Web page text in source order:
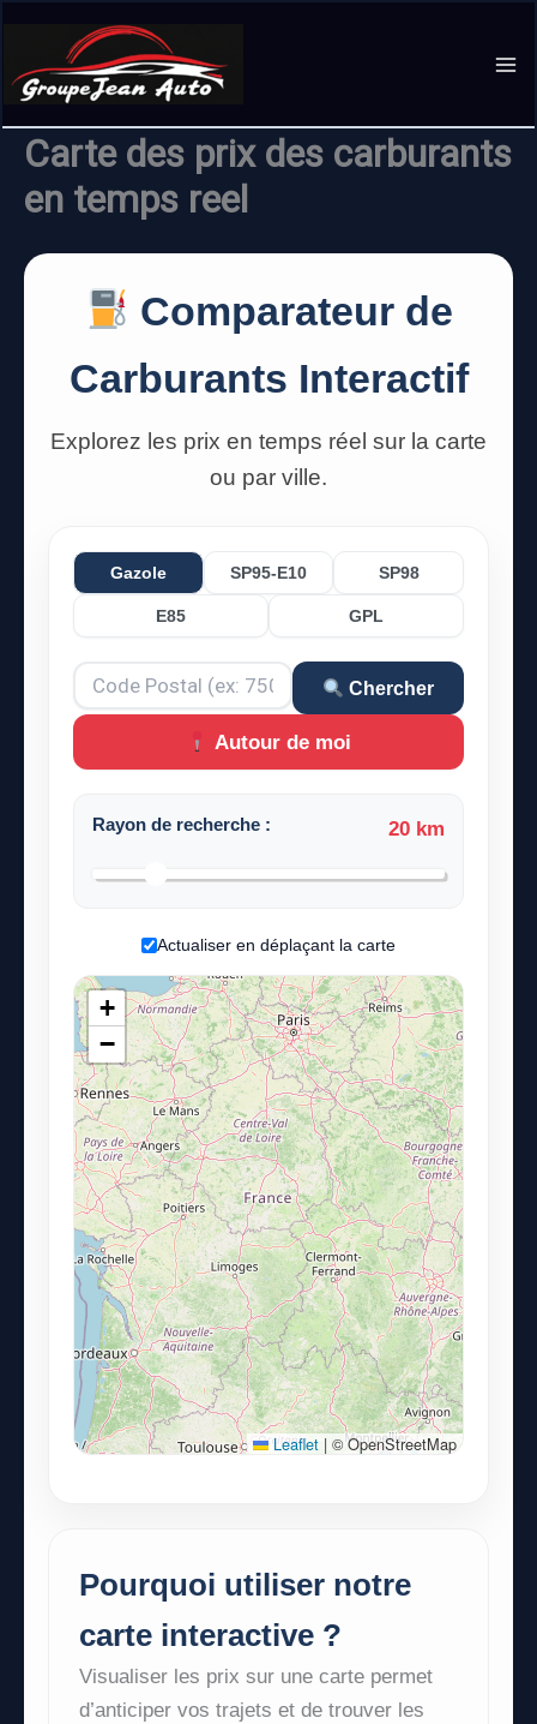
contenu
Carte des prix des carburants
en temps reel
Comparateur de
Carburants Interactif
Explorez les prix en temps réel sur la carte
ou par ville.
Gazole SP95-E10 SP98
E85 GPL
Chercher
Autour de moi
Rayon de recherche : 20 km
Actualiser en déplaçant la carte
+
−
Leaflet | © OpenStreetMap
Pourquoi utiliser notre
carte interactive ?
Visualiser les prix sur une carte permet
d’anticiper vos trajets et de trouver les